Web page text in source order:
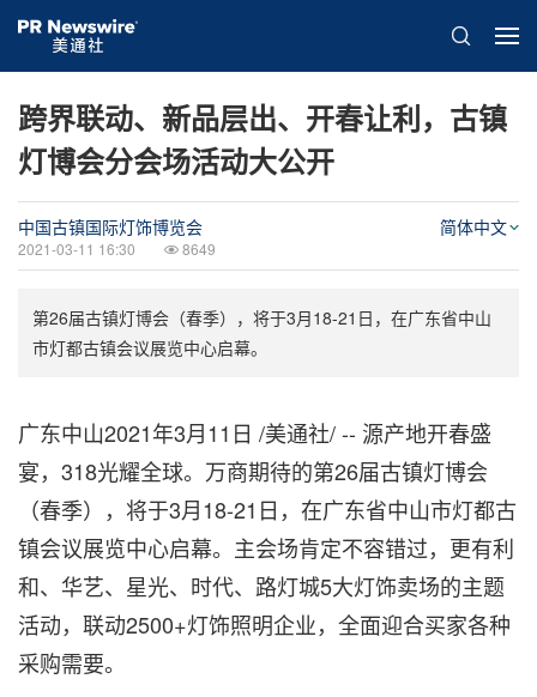
跨界联动、新品层出、开春让利，古镇
灯博会分会场活动大公开
中国古镇国际灯饰博览会
2021-03-11 16:30 8649
简体中文
第26届古镇灯博会（春季），将于3月18-21日，在广东省中山
市灯都古镇会议展览中心启幕。
广东中山2021年3月11日 /美通社/ -- 源产地开春盛
宴，318光耀全球。万商期待的第26届古镇灯博会
（春季），将于3月18-21日，在广东省中山市灯都古
镇会议展览中心启幕。主会场肯定不容错过，更有利
和、华艺、星光、时代、路灯城5大灯饰卖场的主题
活动，联动2500+灯饰照明企业，全面迎合买家各种
采购需要。